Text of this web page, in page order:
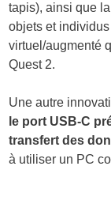
tapis), ainsi que
objets et
virtuel/augmenté
Quest 2.
Une autre
le port USB-C
transfert des
à utiliser un PC